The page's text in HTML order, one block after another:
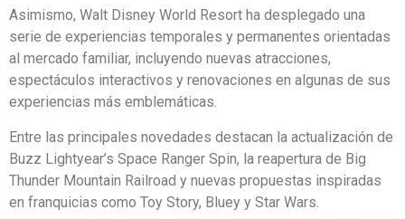
Asimismo, Walt Disney World Resort ha desplegado una
serie de experiencias temporales y permanentes orientadas
al mercado familiar, incluyendo nuevas atracciones,
espectáculos interactivos y renovaciones en algunas de sus
experiencias más emblemáticas.
Entre las principales novedades destacan la actualización de
Buzz Lightyear’s Space Ranger Spin, la reapertura de Big
Thunder Mountain Railroad y nuevas propuestas inspiradas
en franquicias como Toy Story, Bluey y Star Wars.